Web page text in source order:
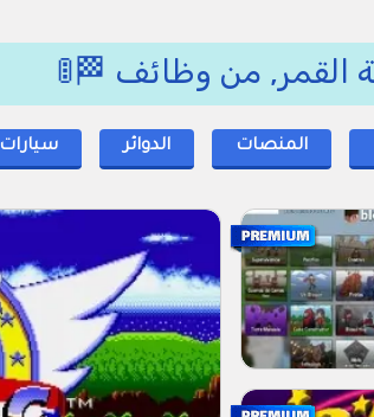
القمر, من وظائف 🏁🚦
المنصات الدوائر سيارات